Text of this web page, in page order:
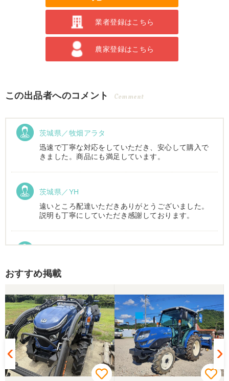
業者登録はこちら
農家登録はこちら
この出品者へのコメント Comment
茨城県／牧畑アラタ
迅速で丁寧な対応をしていただき、安心して購入で
きました。商品にも満足しています。
茨城県／YH
遠いところ配達いただきありがとうございました。
説明も丁寧にしていただき感謝しております。
先週会社に伺い現車の確認をしてからの、スピード
対応に感謝してます。 全ての機具が大型倉庫に整然
いが保管状態で解りました。 今回は良いトラクター
を購入できました。今後の作業の励みになります。
誠実な対応に改めて感謝申し上げます。ありがとう
ございました。
茨城県／鈴木博文
遠路トラクターの配送有難うございました。また希
おすすめ掲載